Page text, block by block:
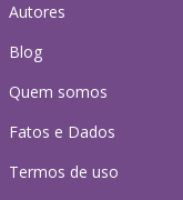
Autores
Blog
Quem somos
Fatos e Dados
Termos de uso